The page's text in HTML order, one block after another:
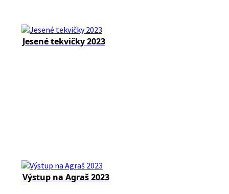
Jesené tekvičky 2023
Výstup na Agraš 2023